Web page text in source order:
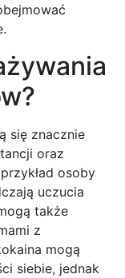
się znacznie
oraz
osoby
uczucia
także
z
mogą
siebie, jednak